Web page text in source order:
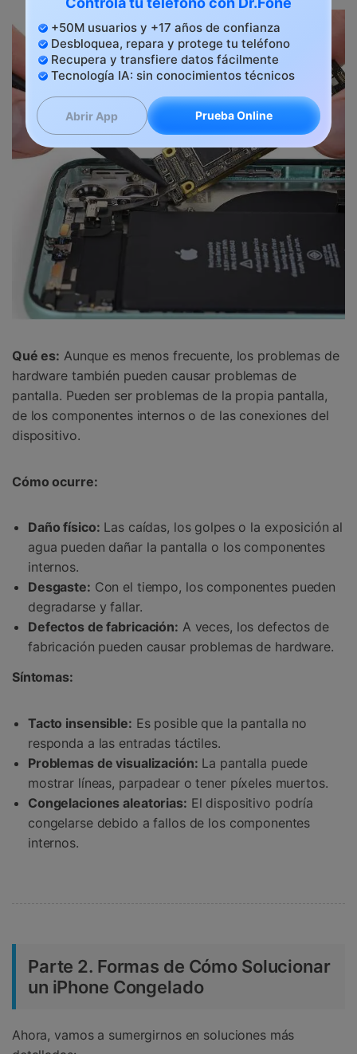
Qué es: Aunque es menos frecuente, los problemas de
hardware también pueden causar problemas de
pantalla. Pueden ser problemas de la propia pantalla,
de los componentes internos o de las conexiones del
dispositivo.
Cómo ocurre:
Daño físico: Las caídas, los golpes o la exposición al
agua pueden dañar la pantalla o los componentes
internos.
Desgaste: Con el tiempo, los componentes pueden
degradarse y fallar.
Defectos de fabricación: A veces, los defectos de
fabricación pueden causar problemas de hardware.
Síntomas:
Tacto insensible: Es posible que la pantalla no
responda a las entradas táctiles.
Problemas de visualización: La pantalla puede
mostrar líneas, parpadear o tener píxeles muertos.
Congelaciones aleatorias: El dispositivo podría
congelarse debido a fallos de los componentes
internos.
Parte 2. Formas de Cómo Solucionar
un iPhone Congelado
Ahora, vamos a sumergirnos en soluciones más
+50M usuarios y +17 años de confianza
Desbloquea, repara y protege tu teléfono
Recupera y transfiere datos fácilmente
Tecnología IA: sin conocimientos técnicos
Abrir App Prueba Online